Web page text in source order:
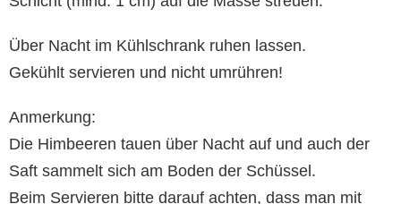
Über Nacht im Kühlschrank ruhen lassen.
Gekühlt servieren und nicht umrühren!
Anmerkung:
Die Himbeeren tauen über Nacht auf und auch der
Saft sammelt sich am Boden der Schüssel.
Beim Servieren bitte darauf achten, dass man mit